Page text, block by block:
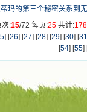
玛的第三个秘密关系到
次:15/72 每页:25 共计:
] [26] [27] [28] [29] [30] [31
[54] [55]